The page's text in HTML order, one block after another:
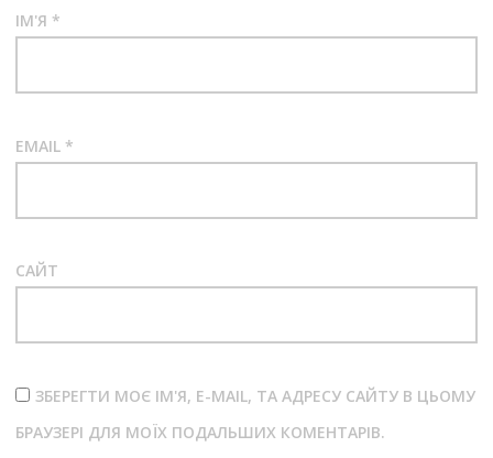
ІМ'Я *
EMAIL *
САЙТ
ЗБЕРЕГТИ МОЄ ІМ'Я, E-MAIL, ТА АДРЕСУ САЙТУ В ЦЬОМУ
БРАУЗЕРІ ДЛЯ МОЇХ ПОДАЛЬШИХ КОМЕНТАРІВ.